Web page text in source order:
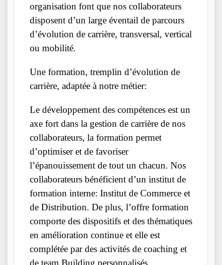
organisation font que nos collaborateurs
disposent d’un large éventail de parcours
d’évolution de carrière, transversal, vertical
ou mobilité.
Une formation, tremplin d’évolution de
carrière, adaptée à notre métier:
Le développement des compétences est un
axe fort dans la gestion de carrière de nos
collaborateurs, la formation permet
d’optimiser et de favoriser
l’épanouissement de tout un chacun. Nos
collaborateurs bénéficient d’un institut de
formation interne: Institut de Commerce et
de Distribution. De plus, l’offre formation
comporte des dispositifs et des thématiques
en amélioration continue et elle est
complétée par des activités de coaching et
de team Building personnalisés